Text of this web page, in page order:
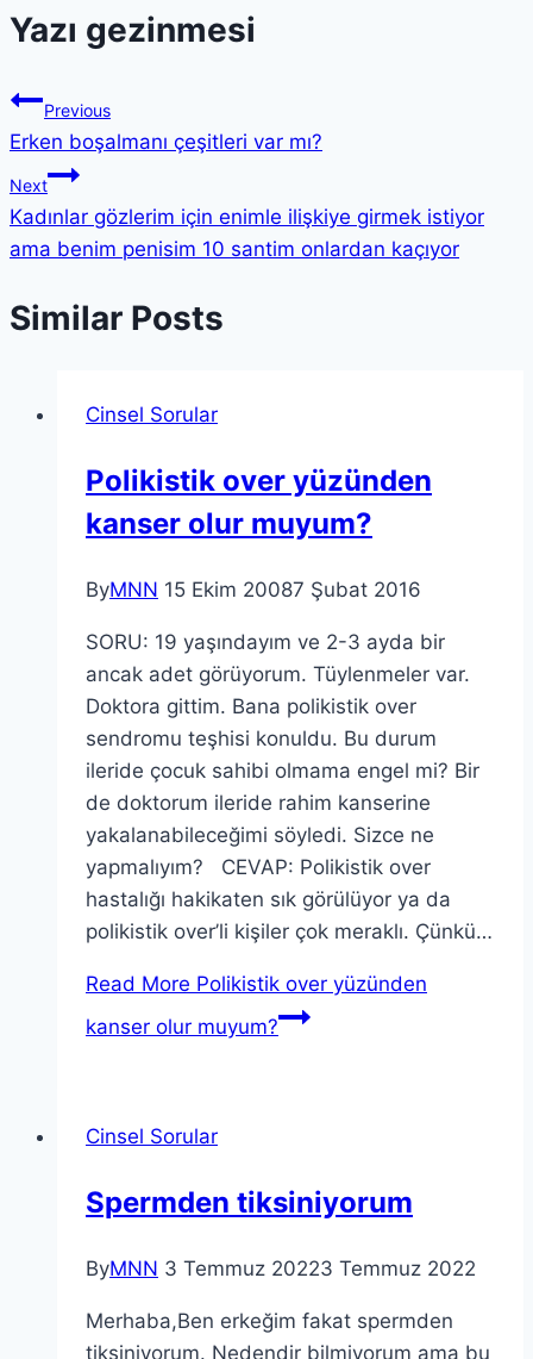
Yazı gezinmesi
Previous
Erken boşalmanı çeşitleri var mı?
Next
Kadınlar gözlerim için enimle ilişkiye girmek istiyor
ama benim penisim 10 santim onlardan kaçıyor
Similar Posts
Cinsel Sorular
Polikistik over yüzünden
kanser olur muyum?
ByMNN 15 Ekim 20087 Şubat 2016
SORU: 19 yaşındayım ve 2-3 ayda bir
ancak adet görüyorum. Tüylenmeler var.
Doktora gittim. Bana polikistik over
sendromu teşhisi konuldu. Bu durum
ileride çocuk sahibi olmama engel mi? Bir
de doktorum ileride rahim kanserine
yakalanabileceğimi söyledi. Sizce ne
yapmalıyım? CEVAP: Polikistik over
hastalığı hakikaten sık görülüyor ya da
polikistik over’li kişiler çok meraklı. Çünkü…
Read More Polikistik over yüzünden
kanser olur muyum?
Cinsel Sorular
Spermden tiksiniyorum
ByMNN 3 Temmuz 20223 Temmuz 2022
Merhaba,Ben erkeğim fakat spermden
tiksiniyorum. Nedendir bilmiyorum ama bu